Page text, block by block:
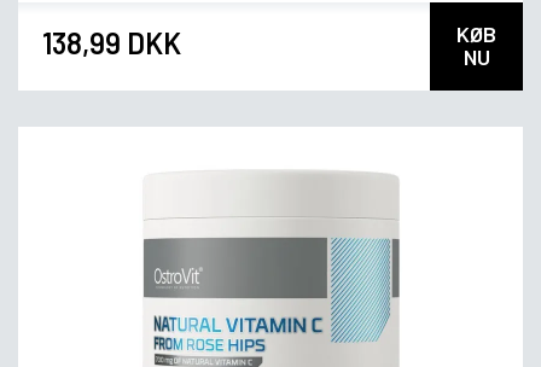
138,99 DKK
KØB
NU